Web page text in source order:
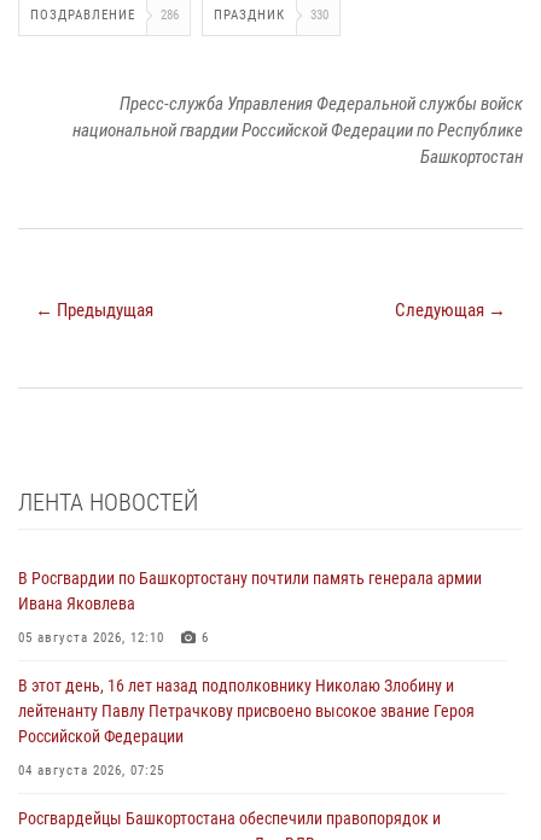
ПОЗДРАВЛЕНИЕ 286 ПРАЗДНИК 330
Пресс-служба Управления Федеральной службы войск
национальной гвардии Российской Федерации по Республике
Башкортостан
← Предыдущая Следующая →
ЛЕНТА НОВОСТЕЙ
В Росгвардии по Башкортостану почтили память генерала армии
Ивана Яковлева
05 августа 2026, 12:10 6
В этот день, 16 лет назад подполковнику Николаю Злобину и
лейтенанту Павлу Петрачкову присвоено высокое звание Героя
Российской Федерации
04 августа 2026, 07:25
Росгвардейцы Башкортостана обеспечили правопорядок и